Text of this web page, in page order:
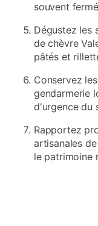
souvent
Dégustez les
de chèvre
pâtés et
Conservez
gendarmerie
d'urgence du
Rapportez
artisanales
le patrimoine